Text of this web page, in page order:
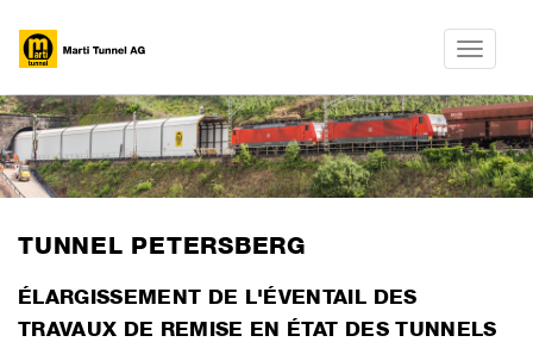
Toggle
​TUNNEL PETERSBERG
ÉLARGISSEMENT DE L'ÉVENTAIL DES
TRAVAUX DE REMISE EN ÉTAT DES TUNNELS